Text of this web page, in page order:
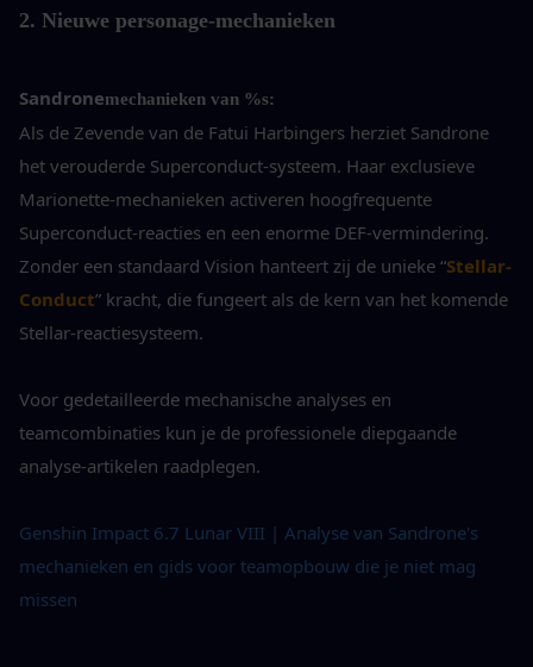
2. Nieuwe personage-mechanieken
Sandronemechanieken van %s:
Als de Zevende van de Fatui Harbingers herziet Sandrone
het verouderde Superconduct-systeem. Haar exclusieve
Marionette-mechanieken activeren hoogfrequente
Superconduct-reacties en een enorme DEF-vermindering.
Zonder een standaard Vision hanteert zij de unieke “Stellar-
Conduct” kracht, die fungeert als de kern van het komende
Stellar-reactiesysteem.
Voor gedetailleerde mechanische analyses en
teamcombinaties kun je de professionele diepgaande
analyse-artikelen raadplegen.
Genshin Impact 6.7 Lunar VIII | Analyse van Sandrone's
mechanieken en gids voor teamopbouw die je niet mag
missen